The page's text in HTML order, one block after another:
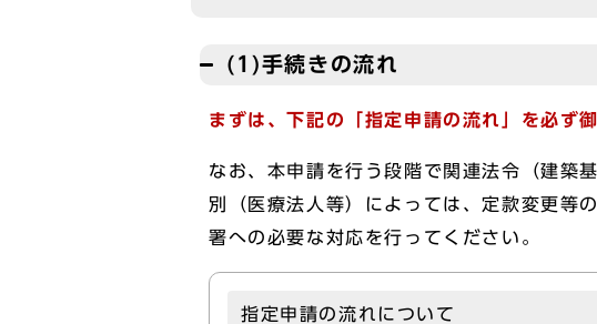
(1)手続きの流れ
まずは、下記の「指定申請の流れ」を必ず
なお、本申請を行う段階で関連法令（建築
別（医療法人等）によっては、定款変更等
署への必要な対応を行ってください。
指定申請の流れについて